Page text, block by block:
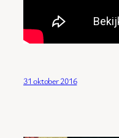
31 oktober 2016